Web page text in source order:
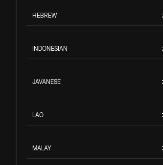
HEBREW
INDONESIAN
JAVANESE
LAO
MALAY